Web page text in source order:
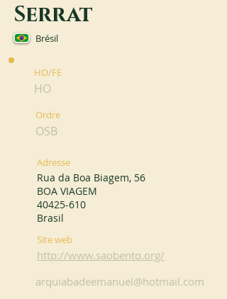
Serrat
Brésil
HO/FE
HO
Ordre
OSB
Adresse
Rua da Boa Biagem, 56
BOA VIAGEM
40425-610
Brasil
Site web
http://www.saobento.org/
arquiabadeemanuel@hotmail.com